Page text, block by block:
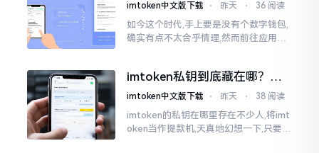
imtoken中文版下载 ⋅ 昨天 ⋅ 36 阅读
如今这个时代,手上要是没有个数字钱包,
确实有点不太合乎情理,然而前往应用商
似乎相似
imtoken私钥到底藏在哪？别
慌，找对地方才安心
imtoken中文版下载 ⋅ 昨天 ⋅ 38 阅读
imtoken的私钥在哪里存在不少人,将imt
oken当作提款机,天真地幻想一下,只要把